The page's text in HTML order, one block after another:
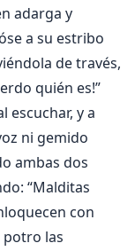
adarga y
a su estribo
de través,
quién es!”
escuchar, y a
ni gemido
ambas dos
“Malditas
con
potro las